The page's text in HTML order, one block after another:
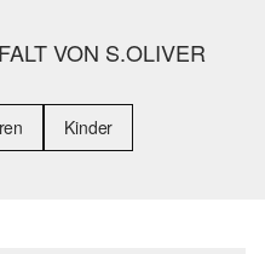
VON S.OLIVER
Kinder